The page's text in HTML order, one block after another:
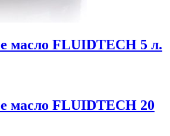
масло FLUIDTECH 5 л.
масло FLUIDTECH 20